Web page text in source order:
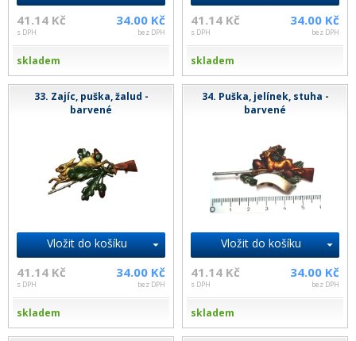
41.14 Kč
s DPH
34.00 Kč
bez DPH
skladem
41.14 Kč
s DPH
34.00 Kč
bez DPH
skladem
33. Zajíc, puška, žalud -
barvené
Vložit do košíku
41.14 Kč
s DPH
34.00 Kč
bez DPH
skladem
34. Puška, jelínek, stuha -
barvené
Vložit do košíku
41.14 Kč
s DPH
34.00 Kč
bez DPH
skladem